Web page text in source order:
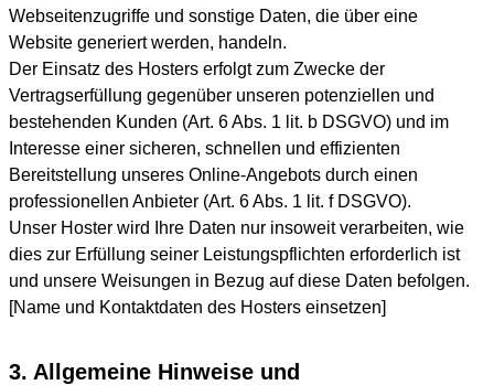
Webseitenzugriffe und sonstige Daten, die über eine
Website generiert werden, handeln.
Der Einsatz des Hosters erfolgt zum Zwecke der
Vertragserfüllung gegenüber unseren potenziellen und
bestehenden Kunden (Art. 6 Abs. 1 lit. b DSGVO) und im
Interesse einer sicheren, schnellen und effizienten
Bereitstellung unseres Online-Angebots durch einen
professionellen Anbieter (Art. 6 Abs. 1 lit. f DSGVO).
Unser Hoster wird Ihre Daten nur insoweit verarbeiten, wie
dies zur Erfüllung seiner Leistungspflichten erforderlich ist
und unsere Weisungen in Bezug auf diese Daten befolgen.
[Name und Kontaktdaten des Hosters einsetzen]
3. Allgemeine Hinweise und